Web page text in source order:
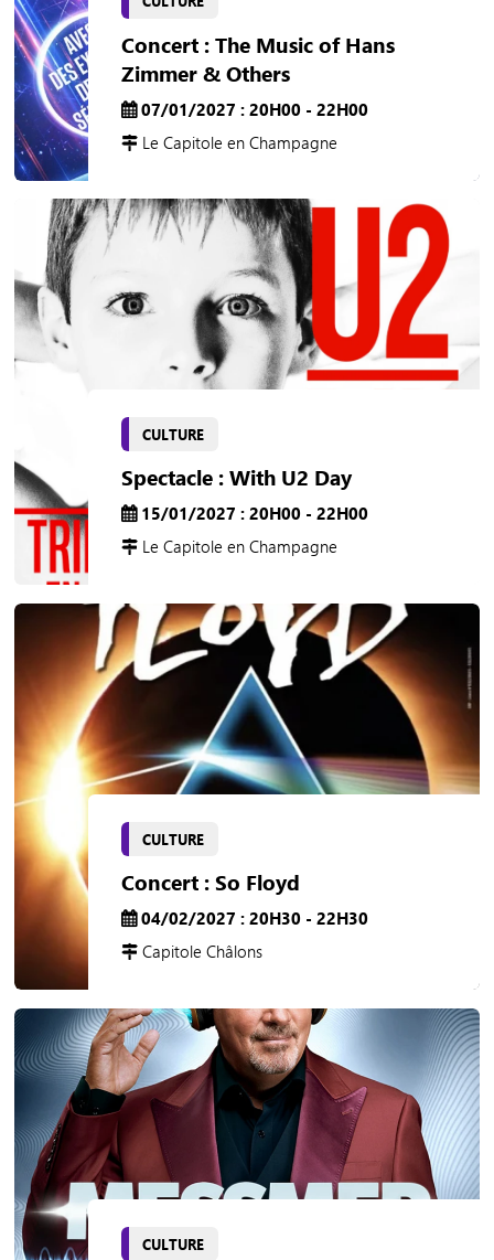
Concert : The Music of Hans
Zimmer & Others
07/01/2027 : 20H00 - 22H00
Le Capitole en Champagne
CULTURE
Spectacle : With U2 Day
15/01/2027 : 20H00 - 22H00
Le Capitole en Champagne
CULTURE
Concert : So Floyd
04/02/2027 : 20H30 - 22H30
Capitole Châlons
CULTURE